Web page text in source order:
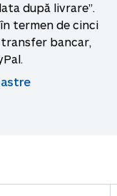
după livrare”.
termen de cinci
bancar,